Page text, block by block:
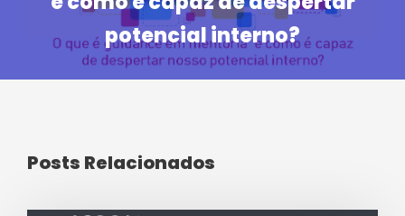
potencial interno?
Posts Relacionados